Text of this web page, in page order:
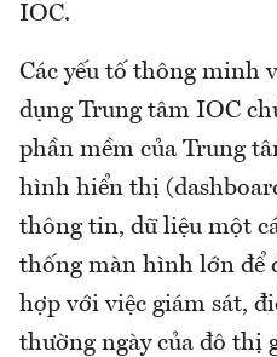
IOC.
Các yếu tố thông minh
dụng Trung tâm IOC
phần mềm của Trung
hình hiển thị
thông tin, dữ liệu một
thống màn hình lớn để
hợp với việc giám sát,
thường ngày của đô thị